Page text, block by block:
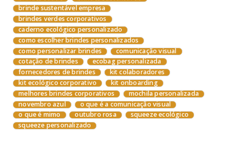
brinde sustentável empresa
brindes verdes corporativos
caderno ecológico personalizado
como escolher brindes personalizados
como personalizar brindes
comunicação visual
cotação de brindes
ecobag personalizada
fornecedores de brindes
kit colaboradores
kit ecológico corporativo
kit onboarding
melhores brindes corporativos
mochila personalizada
novembro azul
o que é a comunicação visual
o que é mimo
outubro rosa
squeeze ecológico
squeeze personalizado